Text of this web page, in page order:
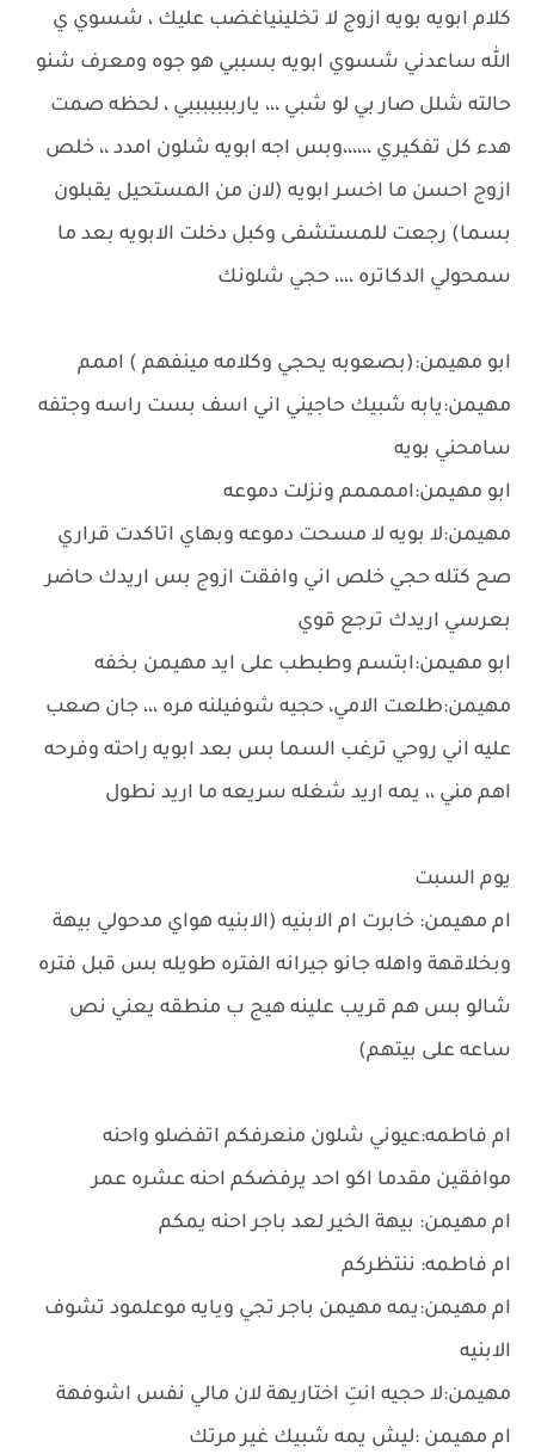
كلام ابويه بويه ازوج لا تخلينياغضب عليك ، شسوي ي
الله ساعدني شسوي ابويه بسببي هو جوه ومعرف شنو
حالته شلل صار بي لو شبي ،،، ياربببببببي ، لحظه صمت
هدء كل تفكيري ،،،،،،وبس اجه ابويه شلون امدد ،، خلص
ازوج احسن ما اخسر ابويه (لان من المستحيل يقبلون
بسما) رجعت للمستشفى وكبل دخلت الابويه بعد ما
سمحولي الدكاتره ،،،، حجي شلونك
ابو مهيمن:(بصعوبه يحجي وكلامه مينفهم ) اممم
مهيمن:يابه شبيك حاجيني اني اسف بست راسه وجتفه
سامحني بويه
ابو مهيمن:اممممم ونزلت دموعه
مهيمن:لا بويه لا مسحت دموعه وبهاي اتاكدت قراري
صح كتله حجي خلص اني وافقت ازوج بس اريدك حاضر
بعرسي اريدك ترجع قوي
ابو مهيمن:ابتسم وطبطب على ايد مهيمن بخفه
مهيمن:طلعت الامي، حجيه شوفيلنه مره ،،، جان صعب
عليه اني روحي ترغب السما بس بعد ابويه راحته وفرحه
اهم مني ،، يمه اريد شغله سريعه ما اريد نطول
يوم السبت
ام مهيمن: خابرت ام الابنيه (الابنيه هواي مدحولي بيهة
وبخلاقهة واهله جانو جيرانه الفتره طويله بس قبل فتره
شالو بس هم قريب علينه هيج ب منطقه يعني نص
ساعه على بيتهم)
ام فاطمه:عيوني شلون منعرفكم اتفضلو واحنه
موافقين مقدما اكو احد يرفضكم احنه عشره عمر
ام مهيمن: بيهة الخير لعد باجر احنه يمكم
ام فاطمه: ننتظركم
ام مهيمن:يمه مهيمن باجر تجي ويايه موعلمود تشوف
الابنيه
مهيمن:لا حجيه انتِ اختاريهة لان مالي نفس اشوفهة
ام مهيمن :ليش يمه شبيك غير مرتك